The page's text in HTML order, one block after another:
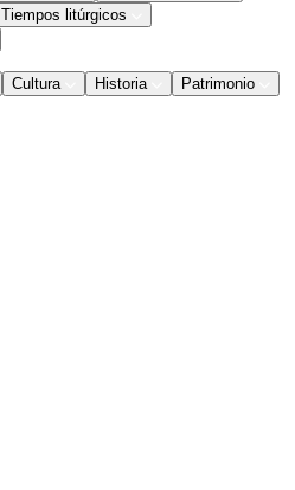
Tiempos litúrgicos
Cultura Historia
Patrimonio